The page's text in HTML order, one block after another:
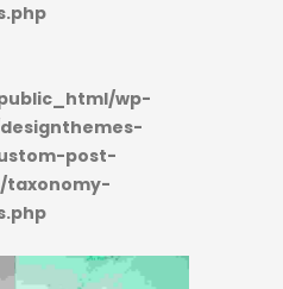
wp-
post-
taxonomy-